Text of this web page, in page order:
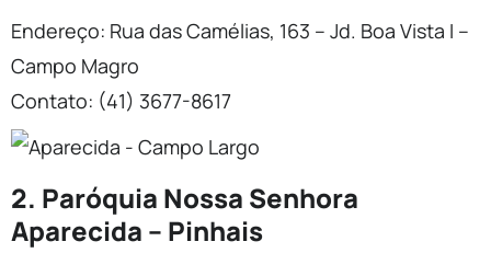
Endereço: Rua das Camélias, 163 – Jd. Boa Vista I –
Campo Magro
Contato: (41) 3677-8617
2. Paróquia Nossa Senhora
Aparecida – Pinhais